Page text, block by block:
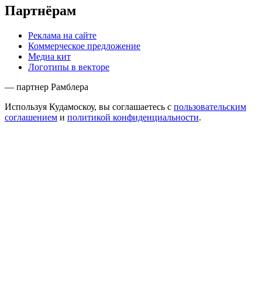
Партнёрам
Реклама на сайте
Коммерческое предложение
Медиа кит
Логотипы в векторе
— партнер Рамблера
Используя Кудамоскоу, вы соглашаетесь с пользовательским
соглашением и политикой конфиденциальности.